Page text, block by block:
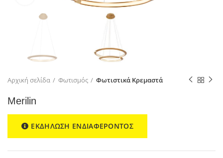
Αρχική σελίδα Φωτισμός Φωτιστικά Κρεμαστά
Merilin
ΕΚΔΗΛΩΣΗ ΕΝΔΙΑΦΕΡΟΝΤΟΣ